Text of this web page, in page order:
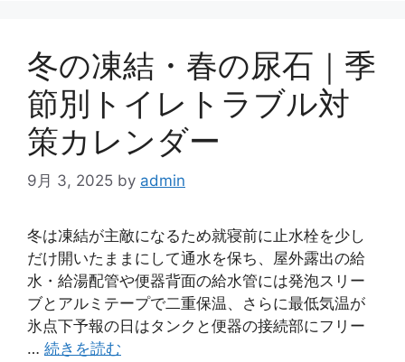
冬の凍結・春の尿石｜季
節別トイレトラブル対
策カレンダー
9月 3, 2025 by admin
冬は凍結が主敵になるため就寝前に止水栓を少し
だけ開いたままにして通水を保ち、屋外露出の給
水・給湯配管や便器背面の給水管には発泡スリー
ブとアルミテープで二重保温、さらに最低気温が
氷点下予報の日はタンクと便器の接続部にフリー
… 続きを読む